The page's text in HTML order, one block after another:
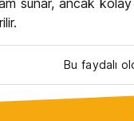
sunar, ancak kolay
Bu faydalı